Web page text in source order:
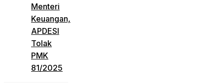
Menteri
Keuangan,
APDESI
Tolak
PMK
81/2025